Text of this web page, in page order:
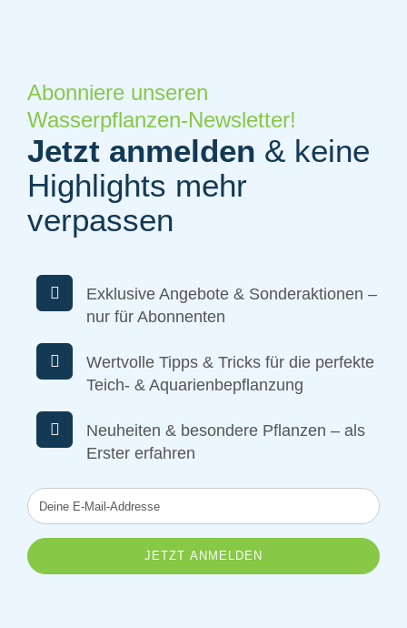
Abonniere unseren
Wasserpflanzen-Newsletter!
Jetzt anmelden & keine
Highlights mehr
verpassen
Exklusive Angebote & Sonderaktionen –
nur für Abonnenten
Wertvolle Tipps & Tricks für die perfekte
Teich- & Aquarienbepflanzung
Neuheiten & besondere Pflanzen – als
Erster erfahren
Deine
E-
Mail-
Addresse